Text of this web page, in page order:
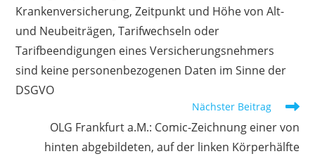
Krankenversicherung, Zeitpunkt und Höhe von Alt-
und Neubeiträgen, Tarifwechseln oder
Tarifbeendigungen eines Versicherungsnehmers
sind keine personenbezogenen Daten im Sinne der
DSGVO
Nächster Beitrag
OLG Frankfurt a.M.: Comic-Zeichnung einer von
hinten abgebildeten, auf der linken Körperhälfte